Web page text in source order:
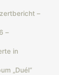
–
–
in
„Duél“